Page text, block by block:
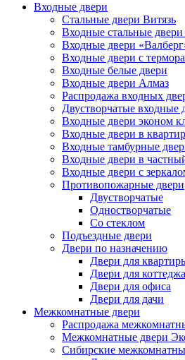
Входные двери
Стальные двери Витязь
Входные стальные
Входные двери
Входные двери с
Входные белые двери
Входные двери Алмаз
Распродажа входных
Двустворчатые входные
Входные двери эконом
Входные двери в
Входные тамбурные
Входные двери в
Входные двери с
Противопожарные двери
Двустворчатые
Одностворчатые
Со стеклом
Подъездные двери
Двери по назначению
Двери для
Двери для коттеджа
Двери для офиса
Двери для дачи
Межкомнатные двери
Распродажа
Межкомнатные двери
Сибирские